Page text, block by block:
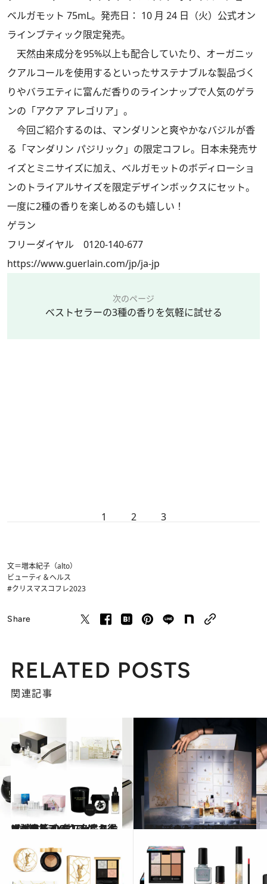
ベルガモット 75mL。発売日： 10 月 24 日（火）公式オン
ラインブティック限定発売。
天然由来成分を95%以上も配合していたり、オーガニッ
クアルコールを使用するといったサステナブルな製品づく
りやバラエティに富んだ香りのラインナップで人気のゲラ
ンの「アクア アレゴリア」。
今回ご紹介するのは、マンダリンと爽やかなバジルが香
る「マンダリン パジリック」の限定コフレ。日本未発売サ
イズとミニサイズに加え、ベルガモットのボディローショ
ンのトライアルサイズを限定デザインボックスにセット。
一度に2種の香りを楽しめるのも嬉しい！
ゲラン
フリーダイヤル 0120-140-677
https://www.guerlain.com/jp/ja-jp
次のページ
ベストセラーの3種の香りを気軽に試せる
1 2 3
文＝増本紀子（alto）
ビューティ＆ヘルス
#クリスマスコフレ2023
Share
RELATED POSTS
関連記事
2023.10.20
【コフレ2023】名品スキンケア篇 シスレー、ヘレナ…憧れデパコスが お得に試せる！ ギフトにもおすすめ
ビューティ＆ヘルス 2023.9.30
【ディオール】クリスマスコフレ＆ 限定品2023をチェック！ エレガントな色とパッケージで魅了
ビューティ＆ヘルス